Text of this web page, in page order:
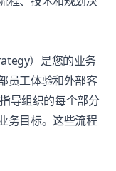
）是您的业务
员工体验和外部客
导组织的每个部分
务目标。这些流程